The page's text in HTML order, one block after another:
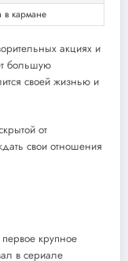
в кармане
акциях и
большую
своей жизнью и
от
свои отношения
крупное
в сериале